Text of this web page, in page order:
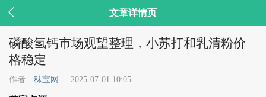
 文章详情页
磷酸氢钙市场观望整理，小苏打和乳清粉价
格稳定
作者 秣宝网 2025-07-01 10:05